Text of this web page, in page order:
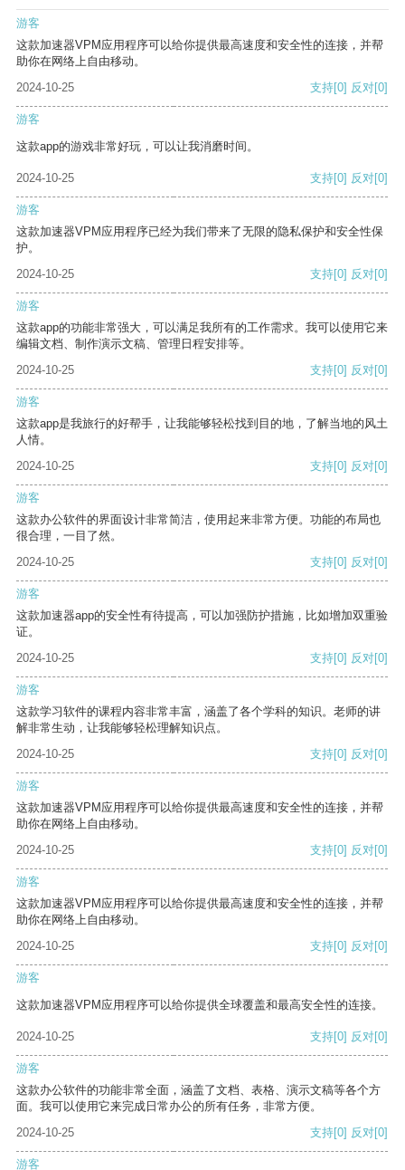
游客
这款加速器VPM应用程序可以给你提供最高速度和安全性的连接，并帮
助你在网络上自由移动。
2024-10-25
支持[0] 反对[0]
游客
这款app的游戏非常好玩，可以让我消磨时间。
2024-10-25 支持[0] 反对[0]
游客
这款加速器VPM应用程序已经为我们带来了无限的隐私保护和安全性保
护。
2024-10-25
支持[0] 反对[0]
游客
这款app的功能非常强大，可以满足我所有的工作需求。我可以使用它来
编辑文档、制作演示文稿、管理日程安排等。
2024-10-25
支持[0] 反对[0]
游客
这款app是我旅行的好帮手，让我能够轻松找到目的地，了解当地的风土
人情。
2024-10-25
支持[0] 反对[0]
游客
这款办公软件的界面设计非常简洁，使用起来非常方便。功能的布局也
很合理，一目了然。
2024-10-25
支持[0] 反对[0]
游客
这款加速器app的安全性有待提高，可以加强防护措施，比如增加双重验
证。
2024-10-25
支持[0] 反对[0]
游客
这款学习软件的课程内容非常丰富，涵盖了各个学科的知识。老师的讲
解非常生动，让我能够轻松理解知识点。
2024-10-25
支持[0] 反对[0]
游客
这款加速器VPM应用程序可以给你提供最高速度和安全性的连接，并帮
助你在网络上自由移动。
2024-10-25
支持[0] 反对[0]
游客
这款加速器VPM应用程序可以给你提供最高速度和安全性的连接，并帮
助你在网络上自由移动。
2024-10-25
支持[0] 反对[0]
游客
这款加速器VPM应用程序可以给你提供全球覆盖和最高安全性的连接。
2024-10-25 支持[0] 反对[0]
游客
这款办公软件的功能非常全面，涵盖了文档、表格、演示文稿等各个方
面。我可以使用它来完成日常办公的所有任务，非常方便。
2024-10-25
支持[0] 反对[0]
游客